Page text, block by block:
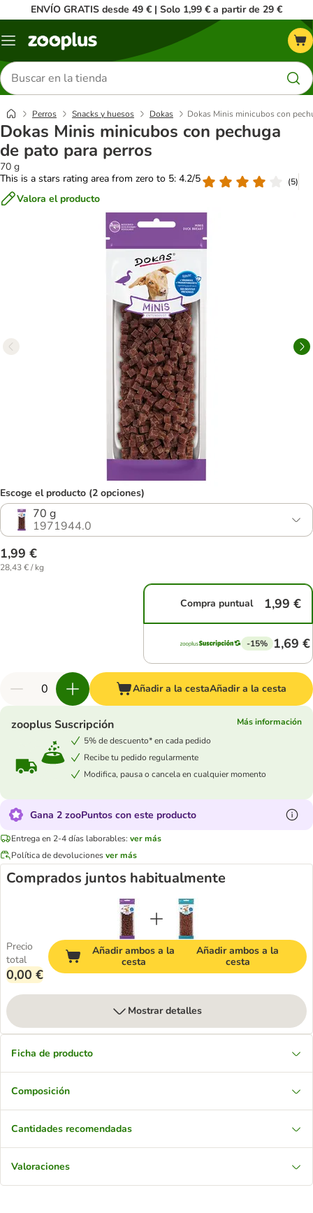
ENVÍO GRATIS desde 49 € | Solo 1,99 € a partir de 29 €
Menú
Buscar
productos
Perros Snacks y huesos Dokas Dokas Minis minicubos con
Dokas Minis minicubos con pechuga
de pato para perros
70 g
This is a stars rating area from zero to 5: 4.2/5
(5)
Valora el producto
Escoge el producto (2 opciones)
70 g
1971944.0
1,99 €
28,43 € / kg
Compra puntual 1,99 €
-15% 1,69 €
Añadir a la cestaAñadir a la cesta
zooplus Suscripción
Más información
5% de descuento* en cada pedido
Recibe tu pedido regularmente
Modifica, pausa o cancela en cualquier momento
Gana 2 zooPuntos con este producto
Entrega en 2-4 días laborables: ver más
Política de devolucionesver más
Comprados juntos habitualmente
Precio
total
0,00 €
Añadir ambos a la
cesta
Añadir ambos a la
cesta
Mostrar detalles
Ficha de producto
Composición
Cantidades recomendadas
Valoraciones